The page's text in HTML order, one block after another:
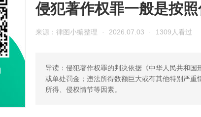
侵犯著作权罪一般是按照
来源：律图小编整理 · 2026.07.03 · 1309人看过
导读：侵犯著作权罪的判决依据《中华人民共和
或单处罚金；违法所得数额巨大或有其他特别严
所得、侵权情节等因素。